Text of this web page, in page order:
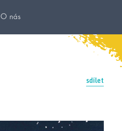
O nás
sdílet